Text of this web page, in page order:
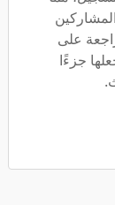
على
جزءًا